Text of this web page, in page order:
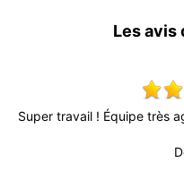
Les avis
je recommande vivement !